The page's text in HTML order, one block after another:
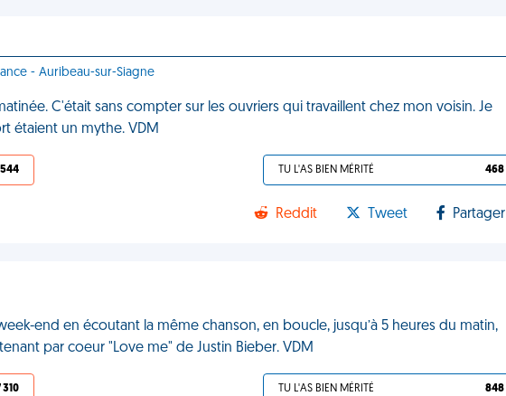
- Auribeau-sur-Siagne
C'était sans compter sur les ouvriers qui travaillent chez mon voisin. Je
étaient un mythe. VDM
TU L'AS BIEN MÉRITÉ 468
Reddit Tweet Partager
end en écoutant la même chanson, en boucle, jusqu’à 5 heures du matin,
par coeur "Love me" de Justin Bieber. VDM
310 TU L'AS BIEN MÉRITÉ 848